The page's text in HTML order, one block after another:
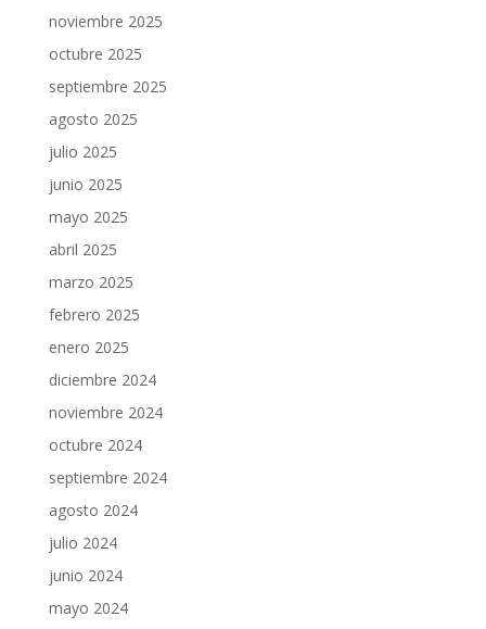
noviembre 2025
octubre 2025
septiembre 2025
agosto 2025
julio 2025
junio 2025
mayo 2025
abril 2025
marzo 2025
febrero 2025
enero 2025
diciembre 2024
noviembre 2024
octubre 2024
septiembre 2024
agosto 2024
julio 2024
junio 2024
mayo 2024